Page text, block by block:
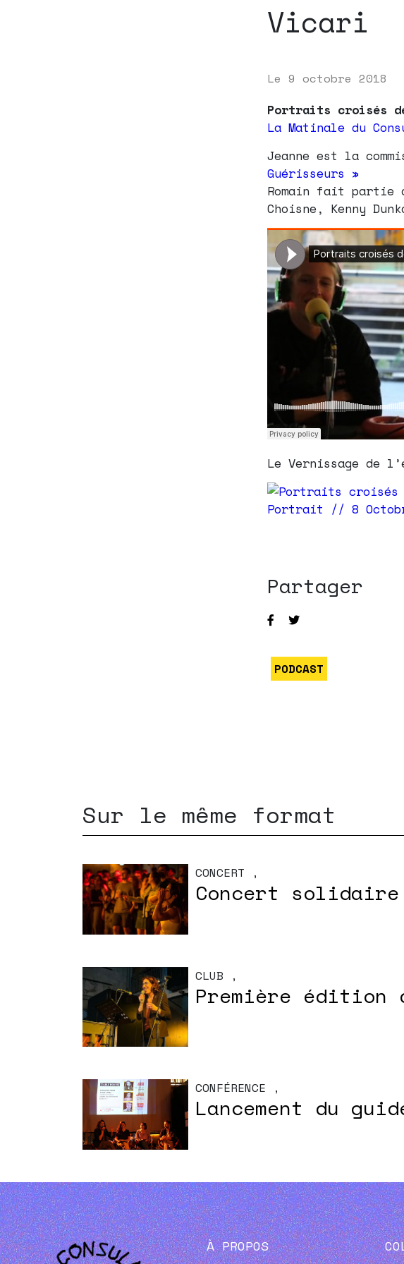
Vicari
Le 9 octobre 2018
Portraits croisés
La Matinale du
Jeanne est la
Guérisseurs »
Romain fait partie
Choisne, Kenny
Le Vernissage de
Partager
PODCAST
Sur le même format
CONCERT ,
Concert solidaire
CLUB ,
Première édition
CONFÉRENCE ,
Lancement du
À PROPOS